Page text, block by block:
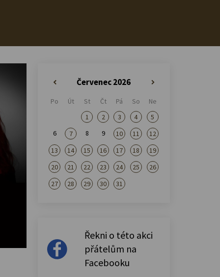
Červenec 2026
»
Po Út St Čt Pá So
Ne
1
2 3 4
5
6
7 8 9 10 11
12
13
14 15 16 17 18
19
20
21 22 23 24 25
26
27
28 29 30 31
Řekni o této akci
přátelům na
Facebooku